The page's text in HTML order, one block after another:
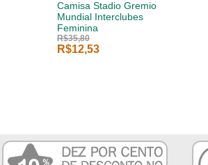
Camisa Stadio Gremio
Mundial Interclubes
Feminina
R$35,80
R$12,53